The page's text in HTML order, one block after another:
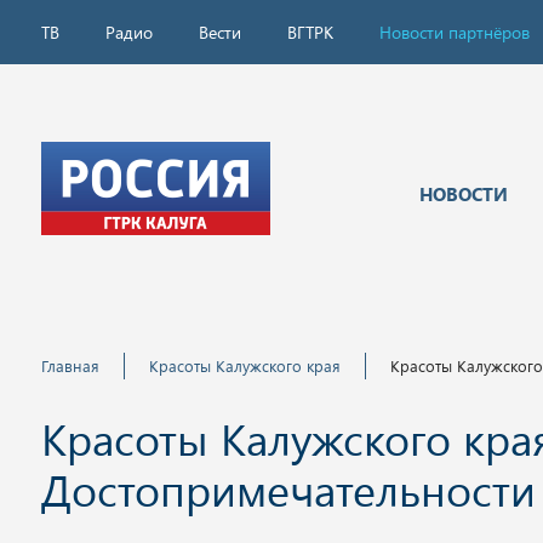
ТВ Радио Вести ВГТРК Новости партнёров
НОВОСТИ
Главная Красоты Калужского края Красоты
Красоты Калужского